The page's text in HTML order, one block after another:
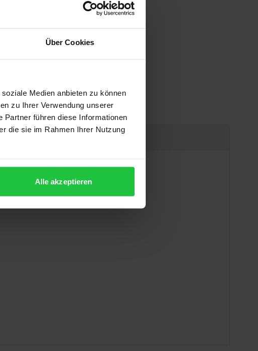
Über Cookies
Medien anbieten zu können
zu Ihrer Verwendung unserer
Partner führen diese Informationen
die sie im Rahmen Ihrer Nutzung
Alle akzeptieren